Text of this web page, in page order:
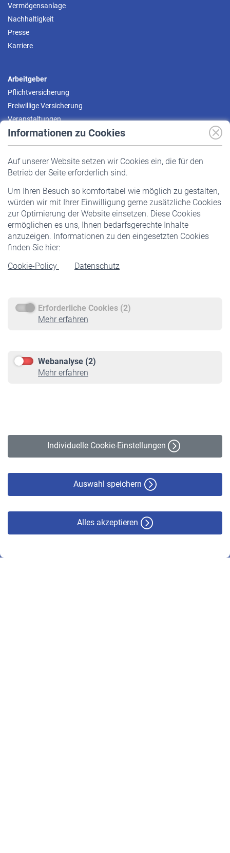
Informationen zu Cookies
Auf unserer Website setzen wir Cookies ein, die für den
Betrieb der Seite erforderlich sind.
Um Ihren Besuch so komfortabel wie möglich zu gestalten,
würden wir mit Ihrer Einwilligung gerne zusätzliche Cookies
zur Optimierung der Website einsetzen. Diese Cookies
ermöglichen es uns, Ihnen bedarfsgerechte Inhalte
anzuzeigen. Informationen zu den eingesetzten Cookies
finden Sie hier:
Cookie-Policy
Datenschutz
Erforderliche Cookies (2)
Mehr erfahren
Webanalyse (2)
Mehr erfahren
Individuelle Cookie-Einstellungen
Auswahl speichern
Alles akzeptieren
Vermögensanlage
Nachhaltigkeit
Presse
Karriere
Arbeitgeber
Pflichtversicherung
Freiwillige Versicherung
Veranstaltungen
Pflichtversicherung
Staatliche Förderung
Veranstaltungen
Rentner
Rentenbeginn
Rente beantragen
Service
Informationen
Online-Rechner
VBLnewsletter
Erklärung zur Barrierefreiheit
© VBL 2026